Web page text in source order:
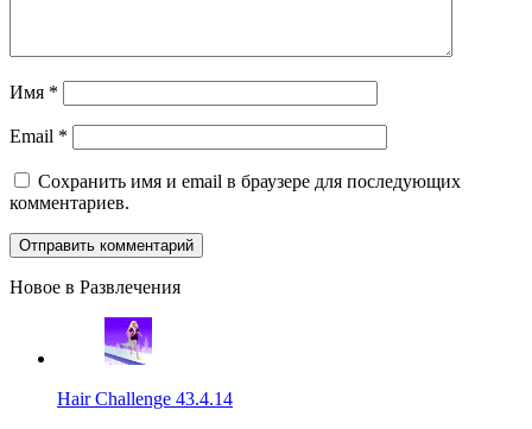
Имя *
Email *
Сохранить имя и email в браузере для последующих
комментариев.
Новое в Развлечения
Hair Challenge 43.4.14